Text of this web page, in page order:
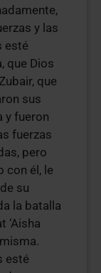
y las
esté
que Dios
que
sus
y fueron
fuerzas
pero
con él, le
su
la batalla
‘Aisha
esté